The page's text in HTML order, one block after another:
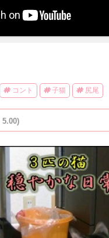
コント 子猫 尻尾
5.00)